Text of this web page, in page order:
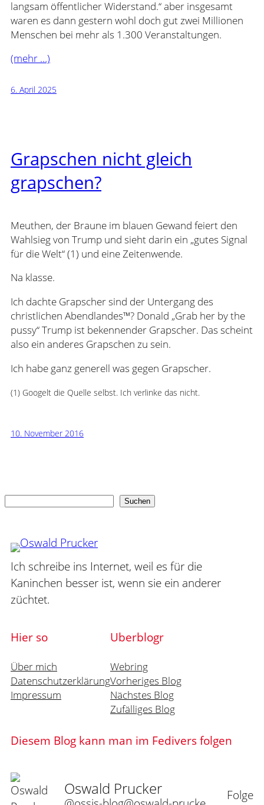
langsam öffentlicher Widerstand.“ aber insgesamt
waren es dann gestern wohl doch gut zwei Millionen
Menschen bei mehr als 1.300 Veranstaltungen.
(mehr …)
6. April 2025
Grapschen nicht gleich
grapschen?
Meuthen, der Braune im blauen Gewand feiert den
Wahlsieg von Trump und sieht darin ein „gutes Signal
für die Welt“ (1) und eine Zeitenwende.
Na klasse.
Ich dachte Grapscher sind der Untergang des
christlichen Abendlandes™? Donald „Grab her by the
pussy“ Trump ist bekennender Grapscher. Das scheint
also ein anderes Grapschen zu sein.
Ich habe ganz generell was gegen Grapscher.
(1) Googelt die Quelle selbst. Ich verlinke das nicht.
10. November 2016
Suchen
Ich schreibe ins Internet, weil es für die
Kaninchen besser ist, wenn sie ein anderer
züchtet.
Hier so
Über mich
Datenschutzerklärung
Impressum
Uberblogr
Webring
Vorheriges Blog
Nächstes Blog
Zufälliges Blog
Diesem Blog kann man im Fedivers folgen
Oswald Prucker Folge